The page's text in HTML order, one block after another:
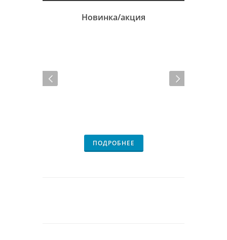
Новинка/акция
ПОДРОБНЕЕ